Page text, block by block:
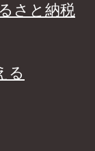
さと納税
る